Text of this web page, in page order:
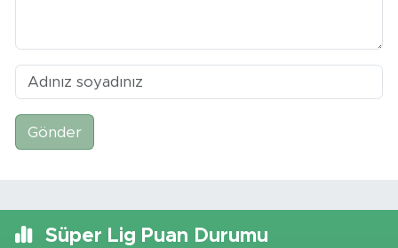
Gönder
Süper Lig Puan Durumu